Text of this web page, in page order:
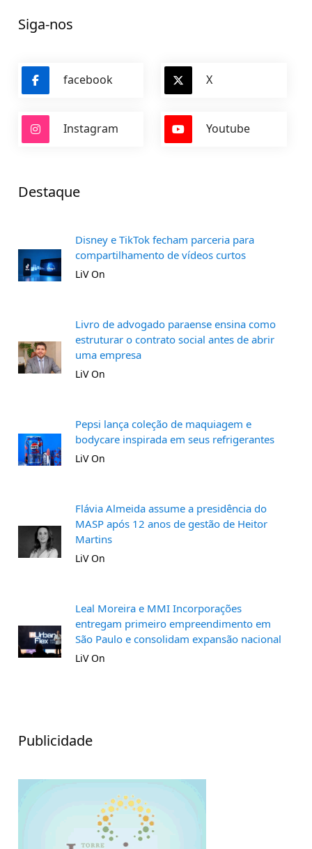
Siga-nos
facebook X
Instagram Youtube
Destaque
Disney e TikTok fecham parceria para
compartilhamento de vídeos curtos
LiV On
Livro de advogado paraense ensina como
estruturar o contrato social antes de abrir
uma empresa
LiV On
Pepsi lança coleção de maquiagem e
bodycare inspirada em seus refrigerantes
LiV On
Flávia Almeida assume a presidência do
MASP após 12 anos de gestão de Heitor
Martins
LiV On
Leal Moreira e MMI Incorporações
entregam primeiro empreendimento em
São Paulo e consolidam expansão nacional
LiV On
Publicidade